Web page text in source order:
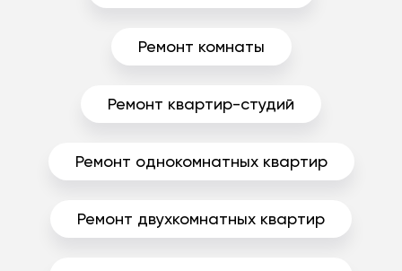
Ремонт комнаты
Ремонт квартир-студий
Ремонт однокомнатных квартир
Ремонт двухкомнатных квартир